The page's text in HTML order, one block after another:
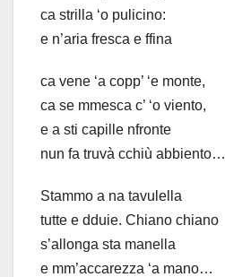
ca strilla ‘o pulicino:
e n’aria fresca e ffina
ca vene ‘a copp’ ‘e monte,
ca se mmesca c’ ‘o viento,
e a sti capille nfronte
nun fa truvà cchiù abbiento…
Stammo a na tavulella
tutte e dduie. Chiano chiano
s’allonga sta manella
e mm’accarezza ‘a mano…